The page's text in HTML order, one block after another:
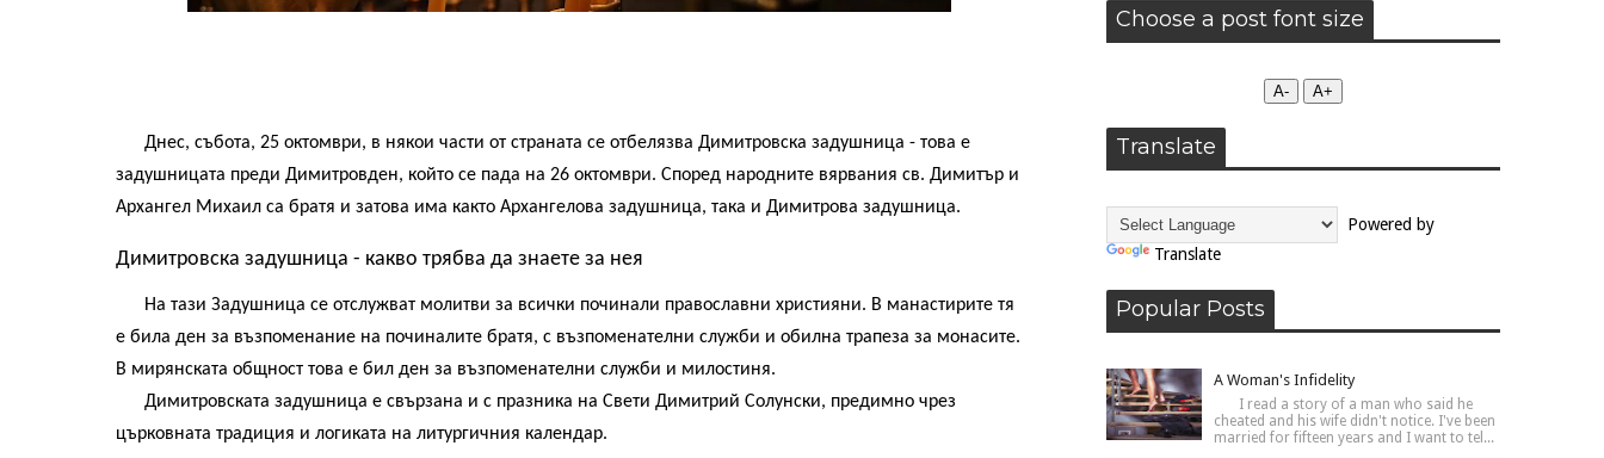
Днес, събота, 25 октомври, в някои части от страната се отбелязва Димитровска задушница - това е
задушницата преди Димитровден, който се пада на 26 октомври. Според народните вярвания св. Димитър и
Архангел Михаил са братя и затова има както Архангелова задушница, така и Димитрова задушница.
Димитровска задушница - какво трябва да знаете за нея
На тази Задушница се отслужват молитви за всички починали православни християни. В манастирите тя
е била ден за възпоменание на починалите братя, с възпоменателни служби и обилна трапеза за монасите.
В мирянската общност това е бил ден за възпоменателни служби и милостиня.
Димитровската задушница е свързана и с празника на Свети Димитрий Солунски, предимно чрез
църковната традиция и логиката на литургичния календар.
Choose a post font size
А- А+
Translate
Powered by
Translate
Popular Posts
A Woman's Infidelity
I read a story of a man who said he
cheated and his wife didn't notice. I've been
married for fifteen years and I want to tel...